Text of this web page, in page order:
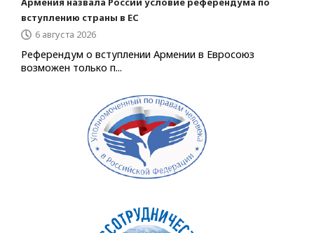
вступлению страны в ЕС
6 августа 2026
Референдум о вступлении Армении в Евросоюз
возможен только п...